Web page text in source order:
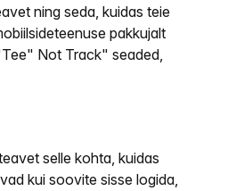
ning seda, kuidas teie
pakkujalt
Not Track" seaded,
selle kohta, kuidas
kui soovite sisse logida,